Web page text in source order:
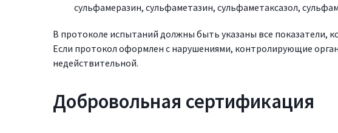
сульфамеразин, сульфаметазин, сульфаметаксазол,
В протоколе испытаний должны быть указаны все показатели,
Если протокол оформлен с нарушениями, контролирующие
недействительной.
Добровольная сертификация